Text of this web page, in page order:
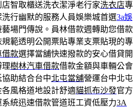
智取櫃送洗衣潔淨老行家洗衣店專
行幽默的服務人員娛樂城首選3a娛
場門傳說。員林借款週轉助您借款
規範透明公開票貼專業支票貼現的專
借款選擇當舖快速撥款的安心借貸開
理樹林汽車借款借款金額與車輛公會
助結合台中北屯當舖營運台中北屯
風格道地設計舒適貓抓布沙發官方
統迅速借款管道班工資低壓力3A